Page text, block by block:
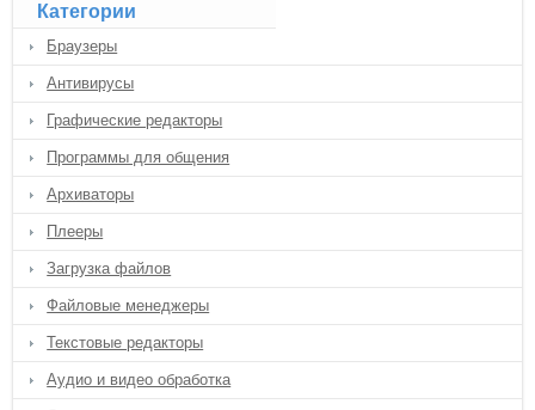
Категории
Браузеры
Антивирусы
Графические редакторы
Программы для общения
Архиваторы
Плееры
Загрузка файлов
Файловые менеджеры
Текстовые редакторы
Аудио и видео обработка